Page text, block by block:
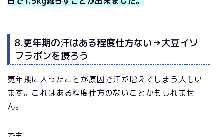
8.更年期の汗はある程度仕方ない→大豆イソ
フラボンを摂ろう
更年期に入ったことが原因で汗が増えてしまう人もい
ます。これはある程度仕方のないことかもしれませ
ん。